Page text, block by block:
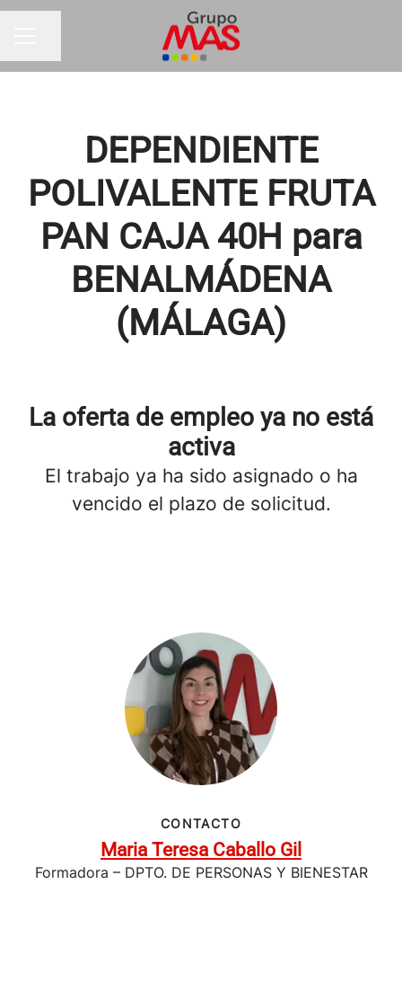
DEPENDIENTE
POLIVALENTE FRUTA
PAN CAJA 40H para
BENALMÁDENA
(MÁLAGA)
La oferta de empleo ya no está
activa
El trabajo ya ha sido asignado o ha
vencido el plazo de solicitud.
CONTACTO
Maria Teresa Caballo Gil
Formadora – DPTO. DE PERSONAS Y BIENESTAR